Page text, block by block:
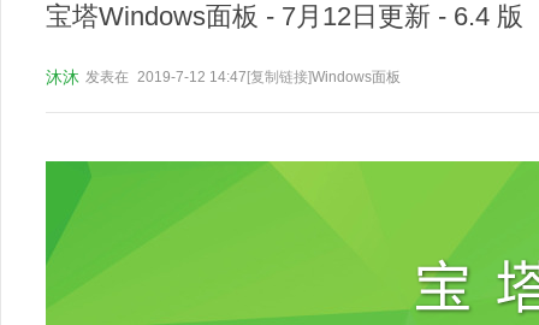
宝塔Windows面板 - 7月12日更新 - 6.4 版
沐沐 发表在 Windows面板
2019-7-12 14:47 [复制链接]